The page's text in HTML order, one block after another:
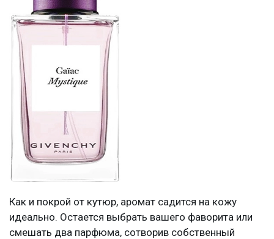
Как и покрой от кутюр, аромат садится на кожу
идеально. Остается выбрать вашего фаворита или
смешать два парфюма, сотворив собственный